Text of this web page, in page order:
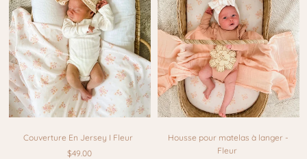
Couverture En Jersey I Fleur
$49.00
Housse pour matelas à langer -
Fleur